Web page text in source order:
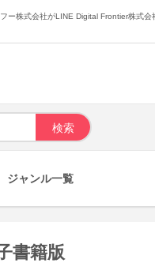
株式会社がLINE Digital Frontier株式会
ジャンル一覧
書籍版